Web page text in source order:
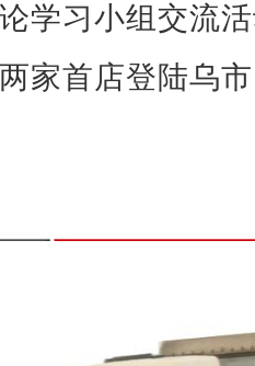
学习小组交流
家首店登陆乌
欧亚”首票喀什-撒